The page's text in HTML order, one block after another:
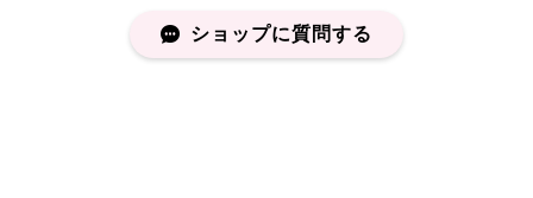
ショップに質問する